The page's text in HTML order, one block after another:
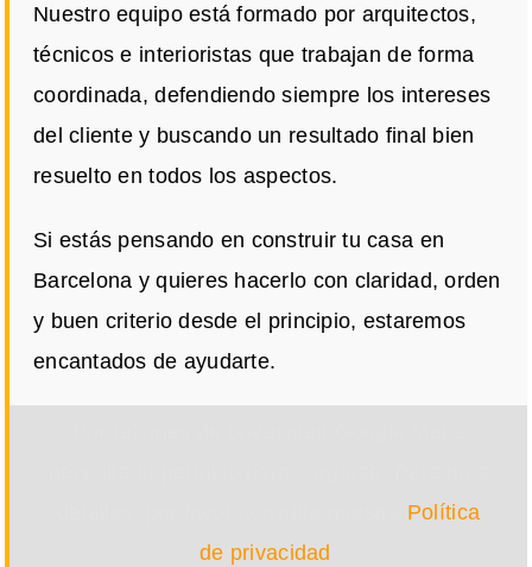
Nuestro equipo está formado por arquitectos,
técnicos e interioristas que trabajan de forma
coordinada, defendiendo siempre los intereses
del cliente y buscando un resultado final bien
resuelto en todos los aspectos.
Si estás pensando en construir tu casa en
Barcelona y quieres hacerlo con claridad, orden
y buen criterio desde el principio, estaremos
encantados de ayudarte.
Política
de privacidad